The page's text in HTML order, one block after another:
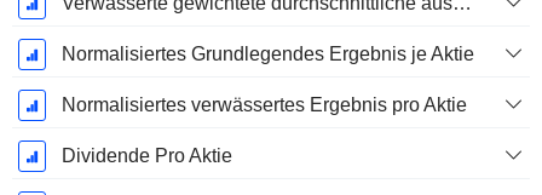
Normalisiertes Grundlegendes Ergebnis je Aktie
Normalisiertes verwässertes Ergebnis pro Aktie
Dividende Pro Aktie